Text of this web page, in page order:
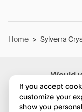
Would
Home > Sylverra
If you accept
customize your
show you